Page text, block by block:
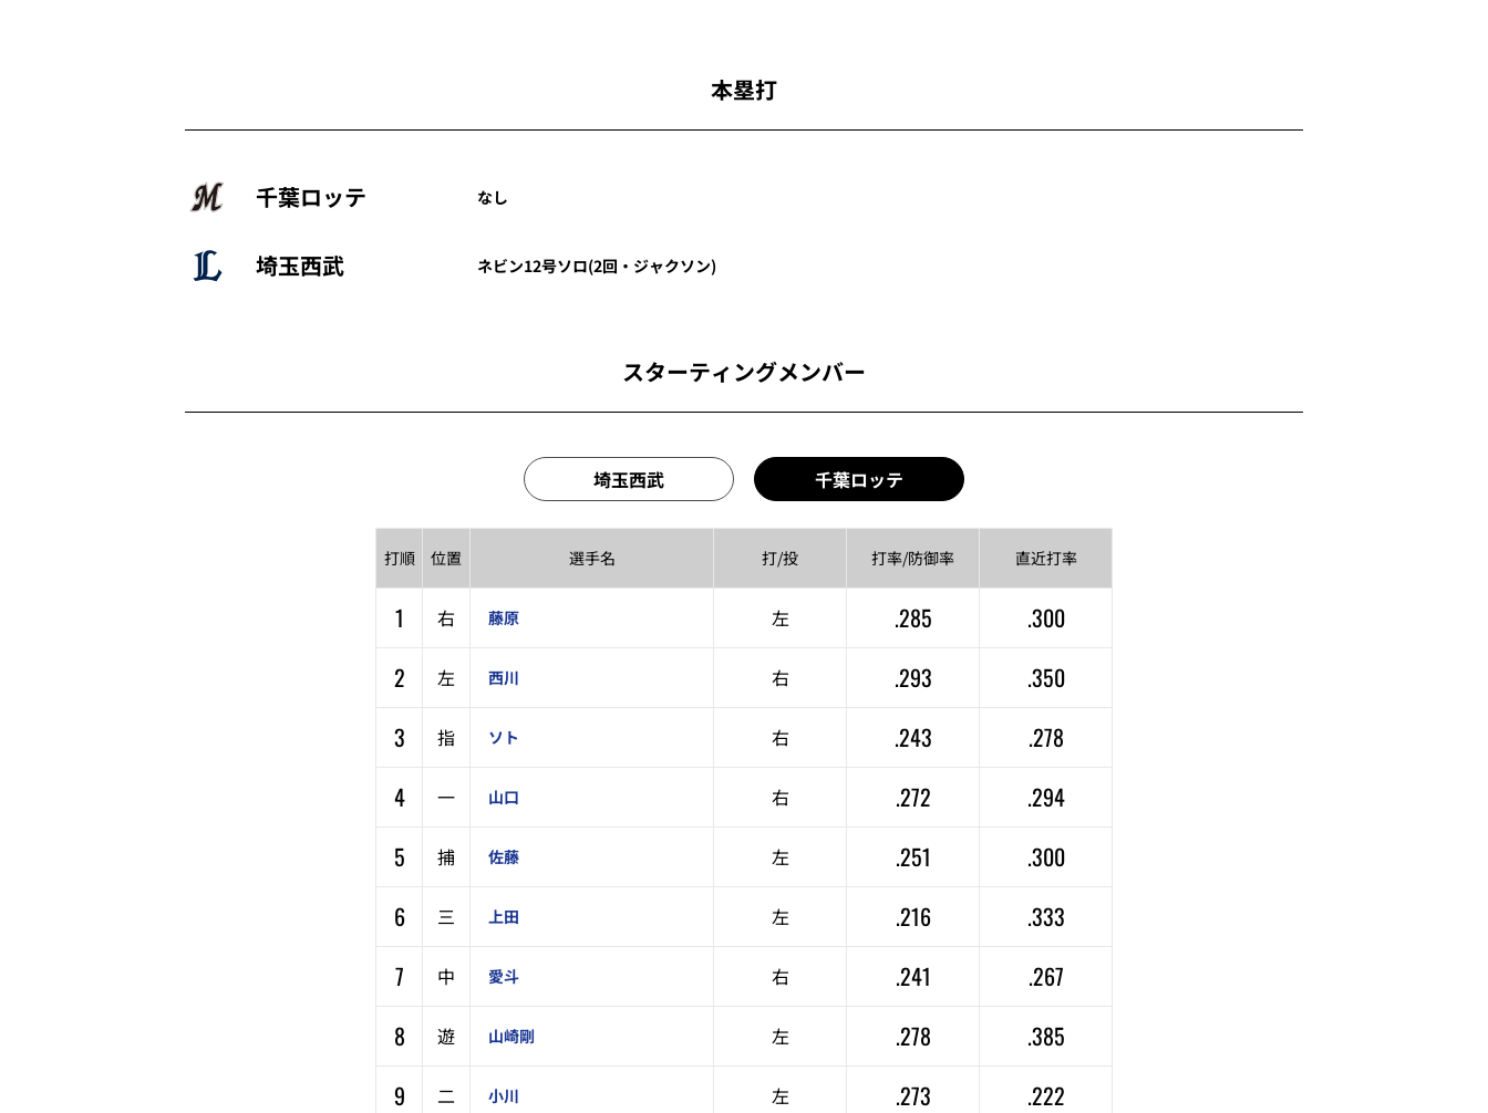
本塁打
千葉ロッテ なし
埼玉西武 ネビン12号ソロ(2回・ ジャクソン)
スターティングメンバー
埼玉西武 千葉ロッテ
打順 位置 選手名 打/投 打率/防御率 直近打率
1 右 藤原 左 .285
.300
2
左 西川 右 .293
.350
3
指 ソト 右 .243
.278
4
一 山口 右 .272
.294
5
捕 佐藤 左 .251
.300
6
三 上田 左 .216
.333
7
中 愛斗 右 .241
.267
8
遊 山崎剛 左 .278
.385
9
二 小川 左 .273
.222